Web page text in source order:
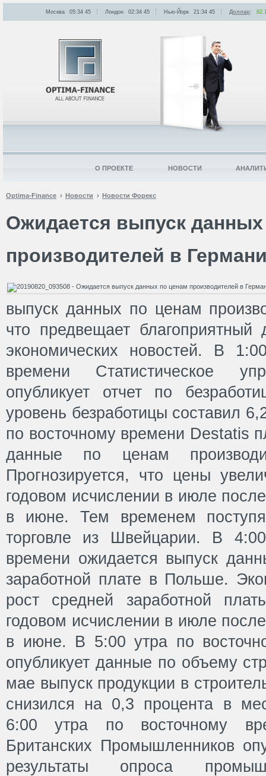
Optima-Finance Новости Новости Форекс
Ожидается выпуск
производителей в
выпуск данных по ценам
что предвещает благоприятный
экономических новостей. В
времени Статистическое
опубликует отчет по
уровень безработицы составил
по восточному времени Destatis
данные по ценам
Прогнозируется, что цены
годовом исчислении в июле
в июне. Тем временем
торговле из Швейцарии. В
времени ожидается выпуск
заработной плате в Польше.
рост средней заработной
годовом исчислении в июле
в июне. В 5:00 утра по
опубликует данные по объему
мае выпуск продукции в
снизился на 0,3 процента в
6:00 утра по восточному
Британских Промышленников
результаты опроса
Москва 05:34 45 Лондон 02:34 45 Нью-Йорк 21:34 45 Доллар:
О ПРОЕКТЕ НОВОСТИ